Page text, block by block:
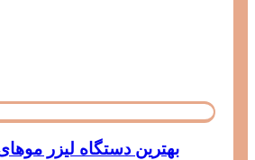
بهترین دستگاه لیزر